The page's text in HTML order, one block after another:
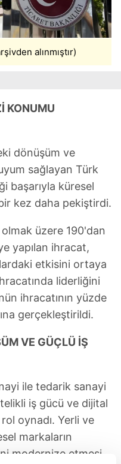
alınmıştır)
KONUMU
dönüşüm ve
sağlayan Türk
başarıyla küresel
kez daha pekiştirdi.
üzere 190'dan
yapılan ihracat,
etkisini ortaya
liderliğini
ihracatının yüzde
gerçekleştirildi.
VE GÜÇLÜ İŞ
ile tedarik sanayi
iş gücü ve dijital
oynadı. Yerli ve
markaların
modernize etmesi